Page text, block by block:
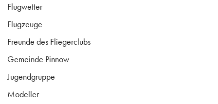
Flugwetter
Flugzeuge
Freunde des Fliegerclubs
Gemeinde Pinnow
Jugendgruppe
Modeller